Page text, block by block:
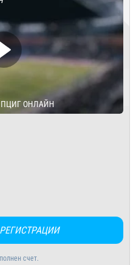
ОНЛАЙН
счет.